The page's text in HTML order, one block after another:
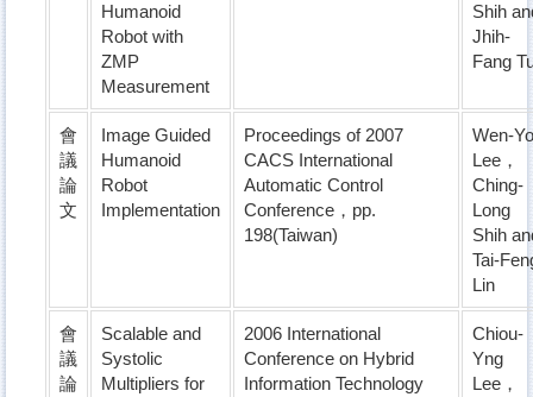
Humanoid
Robot with
ZMP
Measurement
Shih
Jhih-
Fang
會
議
論
文
Image Guided
Humanoid
Robot
Implementation
Proceedings of 2007
CACS International
Automatic Control
Conference，pp.
198(Taiwan)
Wen-Yo
Lee，
Ching-
Long
Shih
Tai-
Lin
會
議
論
Scalable and
Systolic
Multipliers for
2006 International
Conference on Hybrid
Information Technology
Chiou-
Yng
Lee，